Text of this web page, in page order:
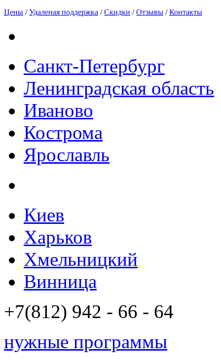
Цены /Удаленая поддержка /Скидки /Отзывы /Контакты
Санкт-Петербург
Ленинградская область
Иваново
Кострома
Ярославль
Киев
Харьков
Хмельницкий
Винница
+7(812) 942 - 66 - 64
нужные программы